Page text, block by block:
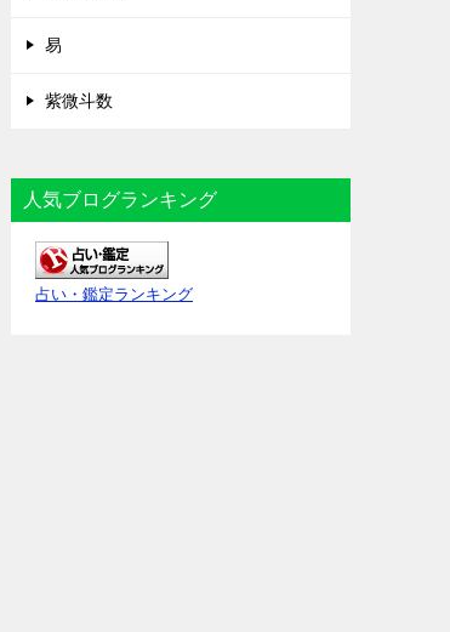
易
紫微斗数
人気ブログランキング
占い・鑑定ランキング